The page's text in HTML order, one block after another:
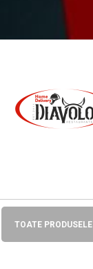
TOATE PRODUSELE